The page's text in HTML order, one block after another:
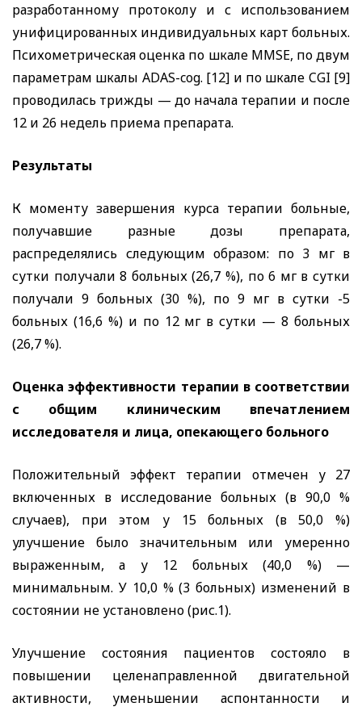
разработанному протоколу и с использованием
унифицированных индивидуальных карт больных.
Психометрическая оценка по шкале MMSE, по двум
параметрам шкалы ADAS-cog. [12] и по шкале CGI [9]
проводилась трижды — до начала терапии и после
12 и 26 недель приема препарата.
Результаты
К моменту завершения курса терапии больные,
получавшие разные дозы препарата,
распределялись следующим образом: по 3 мг в
сутки получали 8 больных (26,7 %), по 6 мг в сутки
получали 9 больных (30 %), по 9 мг в сутки -5
больных (16,6 %) и по 12 мг в сутки — 8 больных
(26,7 %).
Оценка эффективности терапии в соответствии
с общим клиническим впечатлением
исследователя и лица, опекающего больного
Положительный эффект терапии отмечен у 27
включенных в исследование больных (в 90,0 %
случаев), при этом у 15 больных (в 50,0 %)
улучшение было значительным или умеренно
выраженным, а у 12 больных (40,0 %) —
минимальным. У 10,0 % (3 больных) изменений в
состоянии не установлено (рис.1).
Улучшение состояния пациентов состояло в
повышении целенаправленной двигательной
активности, уменьшении аспонтанности и